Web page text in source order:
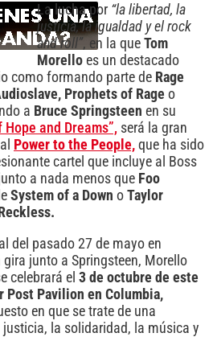
La lucha por “la libertad, la
justicia, la igualdad y el rock
and roll”, en la que Tom
Morelloes un destacado
como formando parte de Rage
Prophets of Rage o
a Bruce Springsteen en su
and Dreams”, será la gran
Power to the People, que ha sido
cartel que incluye al Boss
a nada menos que Foo
System of a Down o Taylor
del pasado 27 de mayo en
junto a Springsteen, Morello
celebrará el 3 de octubre de este
Post Pavilion en Columbia,
en que se trate de una
la solidaridad, la música y